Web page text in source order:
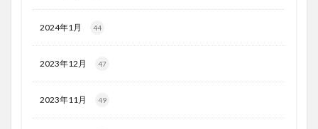
2024年1月 44
2023年12月 47
2023年11月 49